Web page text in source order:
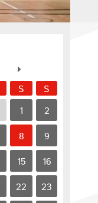
S S
1 2
8 9
15 16
22 23